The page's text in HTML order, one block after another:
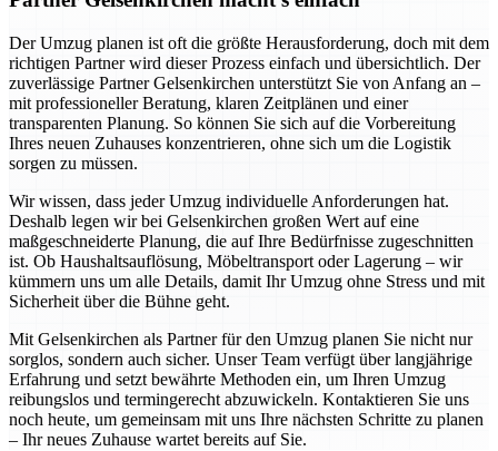
Der Umzug planen ist oft die größte Herausforderung, doch mit dem
richtigen Partner wird dieser Prozess einfach und übersichtlich. Der
zuverlässige Partner Gelsenkirchen unterstützt Sie von Anfang an –
mit professioneller Beratung, klaren Zeitplänen und einer
transparenten Planung. So können Sie sich auf die Vorbereitung
Ihres neuen Zuhauses konzentrieren, ohne sich um die Logistik
sorgen zu müssen.
Wir wissen, dass jeder Umzug individuelle Anforderungen hat.
Deshalb legen wir bei Gelsenkirchen großen Wert auf eine
maßgeschneiderte Planung, die auf Ihre Bedürfnisse zugeschnitten
ist. Ob Haushaltsauflösung, Möbeltransport oder Lagerung – wir
kümmern uns um alle Details, damit Ihr Umzug ohne Stress und mit
Sicherheit über die Bühne geht.
Mit Gelsenkirchen als Partner für den Umzug planen Sie nicht nur
sorglos, sondern auch sicher. Unser Team verfügt über langjährige
Erfahrung und setzt bewährte Methoden ein, um Ihren Umzug
reibungslos und termingerecht abzuwickeln. Kontaktieren Sie uns
noch heute, um gemeinsam mit uns Ihre nächsten Schritte zu planen
– Ihr neues Zuhause wartet bereits auf Sie.